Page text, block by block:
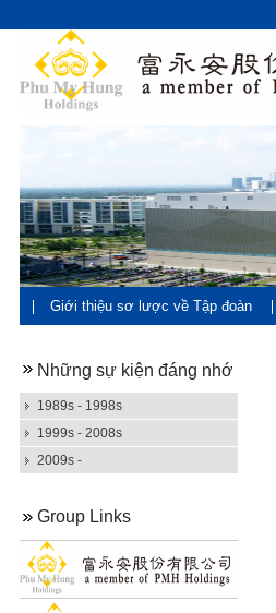
Giới thiệu sơ lược về Tập đoàn
Những sự kiện đáng nhớ
1989s - 1998s
1999s - 2008s
2009s -
Group Links